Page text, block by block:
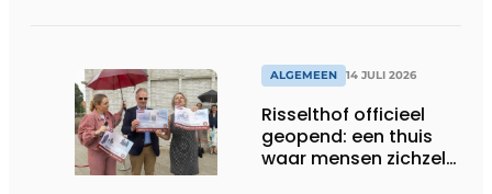
ALGEMEEN 14 JULI 2026
Risselthof officieel
geopend: een thuis
waar mensen zichzelf